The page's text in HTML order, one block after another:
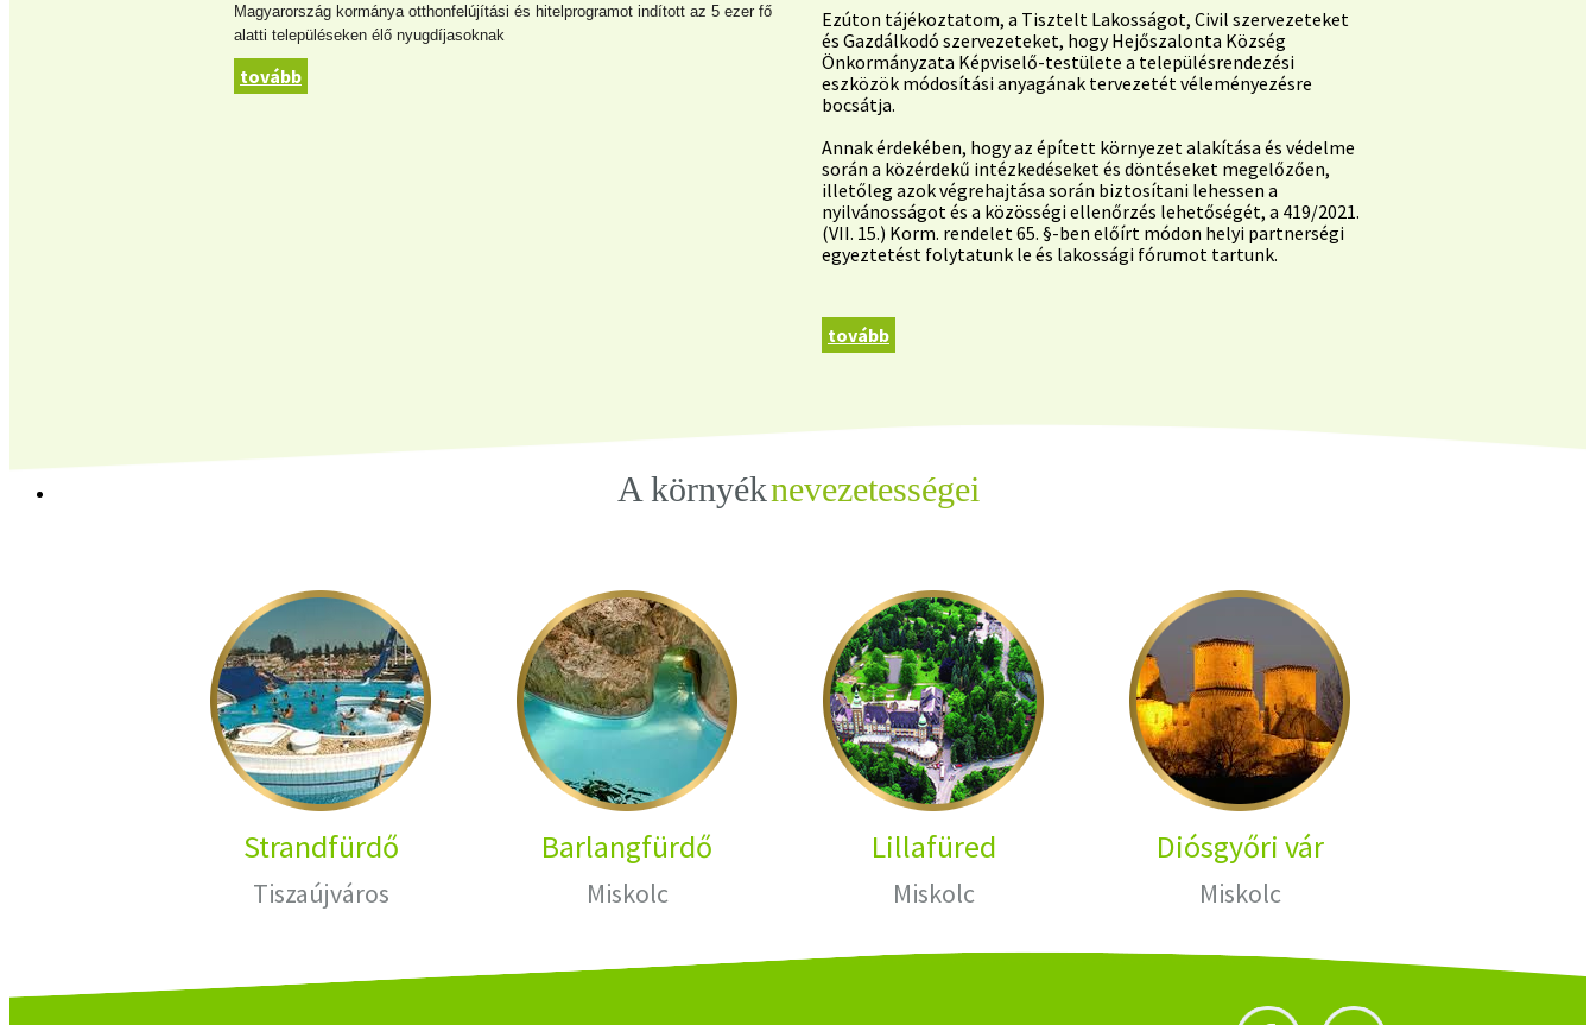
Magyarország kormánya otthonfelújítási és hitelprogramot indított az 5 ezer fő
alatti településeken élő nyugdíjasoknak
tovább
Ezúton tájékoztatom, a Tisztelt Lakosságot, Civil szervezeteket
és Gazdálkodó szervezeteket, hogy Hejőszalonta Község
Önkormányzata Képviselő-testülete a településrendezési
eszközök módosítási anyagának tervezetét véleményezésre
bocsátja.
Annak érdekében, hogy az épített környezet alakítása és védelme
során a közérdekű intézkedéseket és döntéseket megelőzően,
illetőleg azok végrehajtása során biztosítani lehessen a
nyilvánosságot és a közösségi ellenőrzés lehetőségét, a 419/2021.
(VII. 15.) Korm. rendelet 65. §-ben előírt módon helyi partnerségi
egyeztetést folytatunk le és lakossági fórumot tartunk.
tovább
A környéknevezetességei
Strandfürdő
Tiszaújváros
Barlangfürdő
Miskolc
Lillafüred
Miskolc
Diósgyőri vár
Miskolc